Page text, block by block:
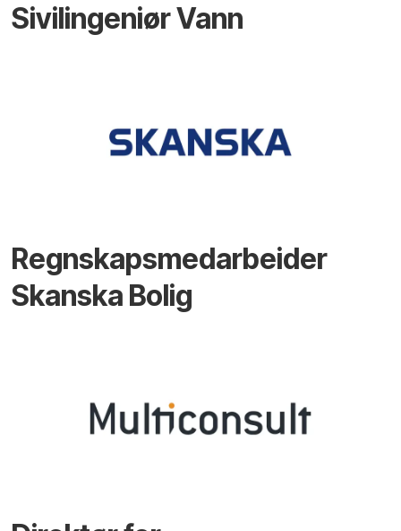
Sivilingeniør Vann
Regnskapsmedarbeider
Skanska Bolig